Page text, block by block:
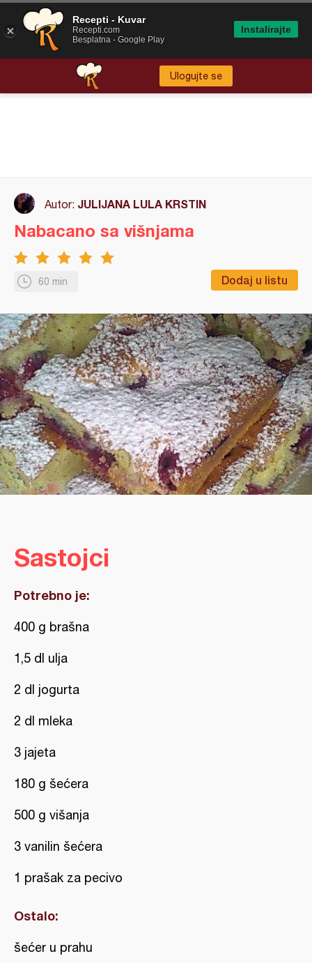
Ulogujte se
Autor: JULIJANA LULA KRSTIN
60 min Dodaj u listu
Nabacano sa višnjama
Sastojci
Potrebno je:
400 g brašna
1,5 dl ulja
2 dl jogurta
2 dl mleka
3 jajeta
180 g šećera
500 g višanja
3 vanilin šećera
1 prašak za pecivo
Ostalo:
šećer u prahu
Recepti - Kuvar
Recepti.com
Besplatna - Google Play
Instalirajte